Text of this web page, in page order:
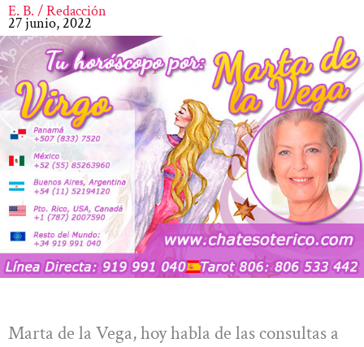
E. B. / Redacción
27 junio, 2022
Marta de la Vega, hoy habla de las consultas a